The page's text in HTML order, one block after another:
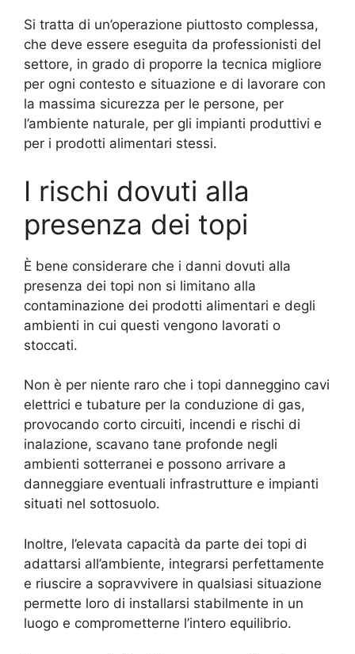
Si tratta di un’operazione piuttosto complessa,
che deve essere eseguita da professionisti del
settore, in grado di proporre la tecnica migliore
per ogni contesto e situazione e di lavorare con
la massima sicurezza per le persone, per
l’ambiente naturale, per gli impianti produttivi e
per i prodotti alimentari stessi.
I rischi dovuti alla
presenza dei topi
È bene considerare che i danni dovuti alla
presenza dei topi non si limitano alla
contaminazione dei prodotti alimentari e degli
ambienti in cui questi vengono lavorati o
stoccati.
Non è per niente raro che i topi danneggino cavi
elettrici e tubature per la conduzione di gas,
provocando corto circuiti, incendi e rischi di
inalazione, scavano tane profonde negli
ambienti sotterranei e possono arrivare a
danneggiare eventuali infrastrutture e impianti
situati nel sottosuolo.
Inoltre, l’elevata capacità da parte dei topi di
adattarsi all’ambiente, integrarsi perfettamente
e riuscire a sopravvivere in qualsiasi situazione
permette loro di installarsi stabilmente in un
luogo e comprometterne l’intero equilibrio.